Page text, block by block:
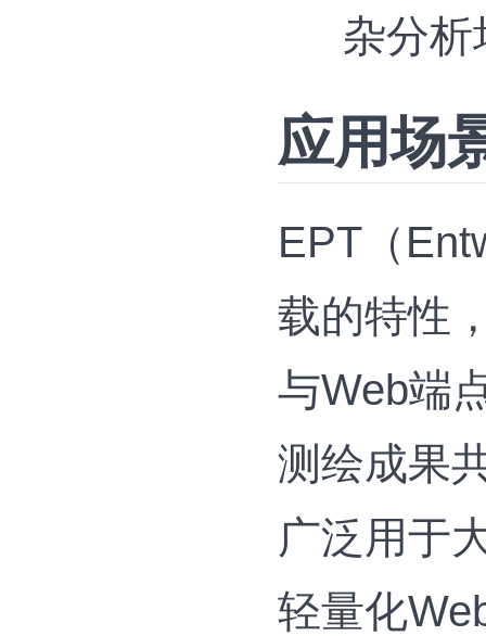
杂分
应用场
EPT（
载的特性
与Web端
测绘成果
广泛用于
轻量化